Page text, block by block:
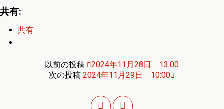
共有:
共有
以前の投稿
2024年11月28日 13:00
次の投稿 2024年11月29日 10:00